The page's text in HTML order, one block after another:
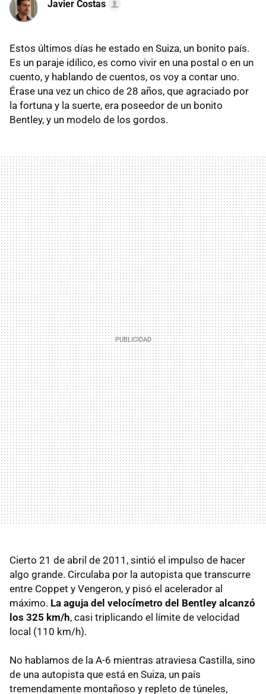
Javier Costas
Estos últimos días he estado en Suiza, un bonito país.
Es un paraje idílico, es como vivir en una postal o en un
cuento, y hablando de cuentos, os voy a contar uno.
Érase una vez un chico de 28 años, que agraciado por
la fortuna y la suerte, era poseedor de un bonito
Bentley, y un modelo de los gordos.
Cierto 21 de abril de 2011, sintió el impulso de hacer
algo grande. Circulaba por la autopista que transcurre
entre Coppet y Vengeron, y pisó el acelerador al
máximo. La aguja del velocímetro del Bentley alcanzó
los 325 km/h, casi triplicando el límite de velocidad
local (110 km/h).
No hablamos de la A-6 mientras atraviesa Castilla, sino
de una autopista que está en Suiza, un país
tremendamente montañoso y repleto de túneles,